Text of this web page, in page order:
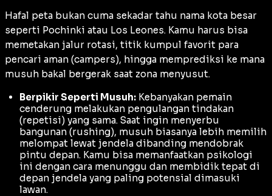
Hafal peta bukan cuma sekadar tahu nama kota besar
seperti Pochinki atau Los Leones. Kamu harus bisa
memetakan jalur rotasi, titik kumpul favorit para
pencari aman (campers), hingga memprediksi ke mana
musuh bakal bergerak saat zona menyusut.
Berpikir Seperti Musuh: Kebanyakan pemain
cenderung melakukan pengulangan tindakan
(repetisi) yang sama. Saat ingin menyerbu
bangunan (rushing), musuh biasanya lebih memilih
melompat lewat jendela dibanding mendobrak
pintu depan. Kamu bisa memanfaatkan psikologi
ini dengan cara menunggu dan membidik tepat di
depan jendela yang paling potensial dimasuki
lawan.